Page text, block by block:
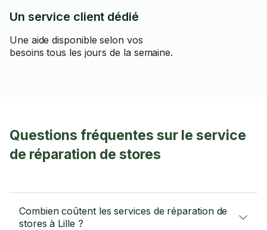
Un service client dédié
Une aide disponible selon vos
besoins tous les jours de la semaine.
Questions fréquentes sur le service
de réparation de stores
Combien coûtent les services de réparation de
stores à Lille ?